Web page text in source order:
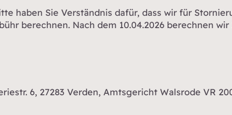
haben Sie Verständnis dafür, dass wir für
berechnen. Nach dem 10.04.2026 berechnen
6, 27283 Verden, Amtsgericht Walsrode VR